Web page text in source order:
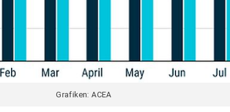
Grafiken: ACEA